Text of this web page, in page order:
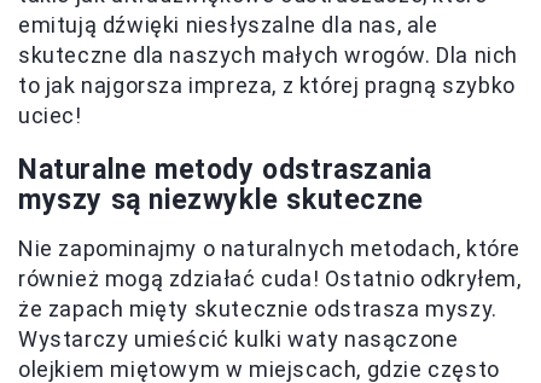
emitują dźwięki niesłyszalne dla nas, ale
skuteczne dla naszych małych wrogów. Dla nich
to jak najgorsza impreza, z której pragną szybko
uciec!
Naturalne metody odstraszania
myszy są niezwykle skuteczne
Nie zapominajmy o naturalnych metodach, które
również mogą zdziałać cuda! Ostatnio odkryłem,
że zapach mięty skutecznie odstrasza myszy.
Wystarczy umieścić kulki waty nasączone
olejkiem miętowym w miejscach, gdzie często